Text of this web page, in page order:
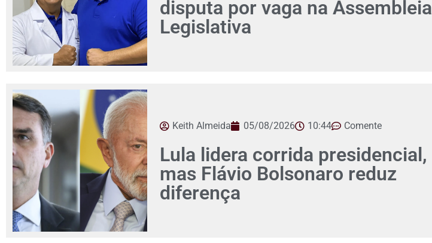
disputa por vaga na Assembleia
Legislativa
Keith Almeida 05/08/2026 10:44 Comente
Lula lidera corrida presidencial,
mas Flávio Bolsonaro reduz
diferença